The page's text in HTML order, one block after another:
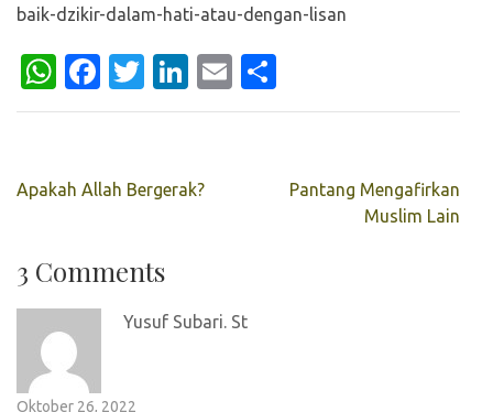
baik-dzikir-dalam-hati-atau-dengan-lisan
WhatsApp
Facebook
Twitter
LinkedIn
Email
Navigasi
Apakah Allah Bergerak?
Pantang Mengafirkan
Muslim Lain
3 Comments
Yusuf Subari. St
Oktober 26, 2022